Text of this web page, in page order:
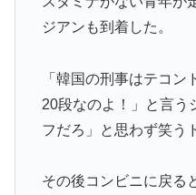
ジアンも到着した。
「韓国の刑事はテコ
20段なのよ！」と言う
フだろ」と思わず笑う
その後コンビニに戻る